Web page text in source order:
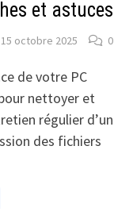
et astuces
15 octobre 2025 0
de votre PC
nettoyer et
régulier d’un
des fichiers